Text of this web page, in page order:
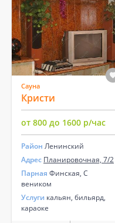
Сауна
Кристи
от 800 до 1600 р/час
Район Ленинский
Адрес Планировочная, 7/2
Парная Финская, С
веником
Услуги кальян, бильярд,
караоке